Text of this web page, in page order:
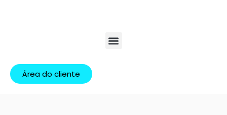
Área do cliente